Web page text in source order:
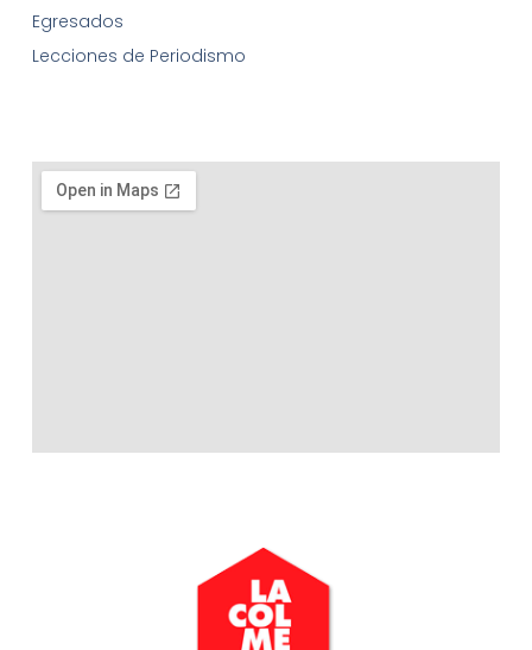
Egresados
Lecciones de Periodismo